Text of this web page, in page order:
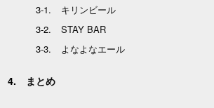
キリンビール
STAY BAR
よなよなエール
まとめ